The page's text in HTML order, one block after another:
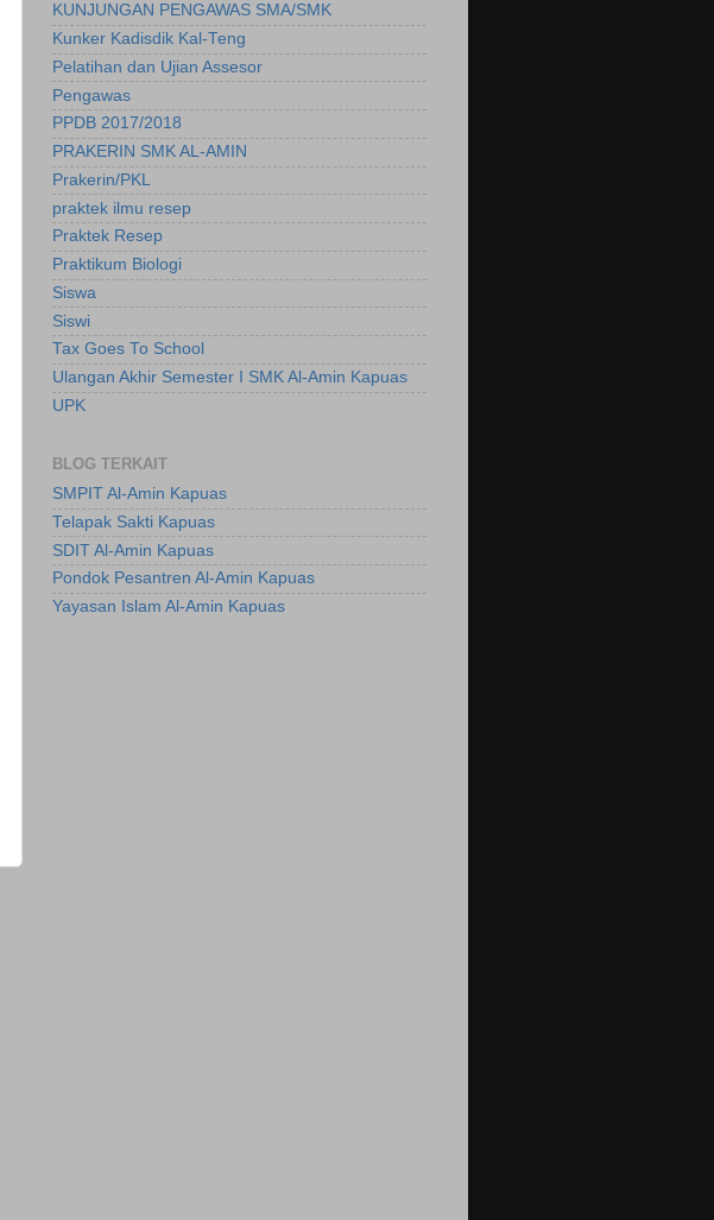
KUNJUNGAN PENGAWAS SMA/SMK
Kunker Kadisdik Kal-Teng
Pelatihan dan Ujian Assesor
Pengawas
PPDB 2017/2018
PRAKERIN SMK AL-AMIN
Prakerin/PKL
praktek ilmu resep
Praktek Resep
Praktikum Biologi
Siswa
Siswi
Tax Goes To School
Ulangan Akhir Semester I SMK Al-Amin Kapuas
UPK
BLOG TERKAIT
SMPIT Al-Amin Kapuas
Telapak Sakti Kapuas
SDIT Al-Amin Kapuas
Pondok Pesantren Al-Amin Kapuas
Yayasan Islam Al-Amin Kapuas